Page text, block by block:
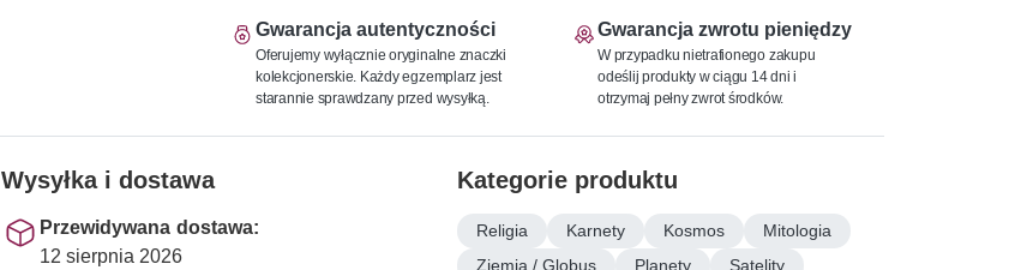
Gwarancja autentyczności
Oferujemy wyłącznie oryginalne znaczki
kolekcjonerskie. Każdy egzemplarz jest
starannie sprawdzany przed wysyłką.
Gwarancja zwrotu pieniędzy
W przypadku nietrafionego zakupu
odeślij produkty w ciągu 14 dni i
otrzymaj pełny zwrot środków.
Wysyłka i dostawa
Przewidywana dostawa:
12 sierpnia 2026
Kategorie produktu
Religia Karnety Kosmos
Mitologia
Ziemia / Globus
Planety
Satelity